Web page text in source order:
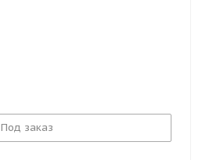
Под заказ